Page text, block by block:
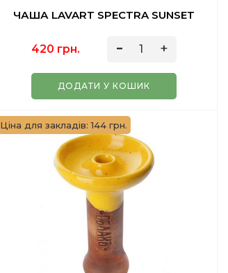
ЧАША LAVART SPECTRA SUNSET
420 грн.
ДОДАТИ У КОШИК
Ціна для закладів: 144 грн.